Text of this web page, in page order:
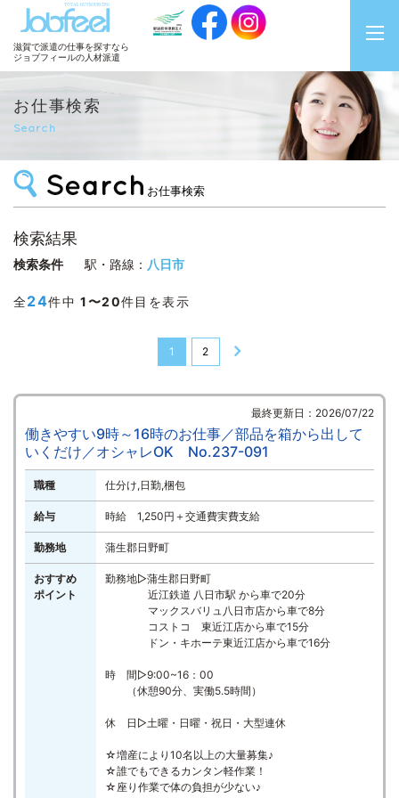
JobFeel
滋賀で派遣の仕事を探すなら
ジョブフィールの人材派遣
お仕事検索
Search
お仕事検索
検索結果
検索条件 駅・路線： 八日市
全24件中1〜20件目を表示
1 2
最終更新日：2026/07/22
働きやすい9時～16時のお仕事／部品を箱から出して
いくだけ／オシャレOK No.237-091
職種 仕分け,日勤,梱包
給与 時給 1,250円＋交通費実費支給
勤務地 蒲生郡日野町
おすすめ
ポイント
勤務地▷蒲生郡日野町
近江鉄道 八日市駅 から車で20分
マックスバリュ八日市店から車で8分
コストコ 東近江店から車で15分
ドン・キホーテ東近江店から車で16分
時 間▷9:00~16：00
（休憩90分、実働5.5時間）
休 日▷土曜・日曜・祝日・大型連休
☆増産により10名以上の大量募集♪
☆誰でもできるカンタン軽作業！
☆座り作業で体の負担が少ない♪